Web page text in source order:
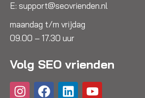
E: support@seovrienden.nl
maandag t/m vrijdag
09.00 – 17.30 uur
Volg SEO vrienden
I
F
L
Y